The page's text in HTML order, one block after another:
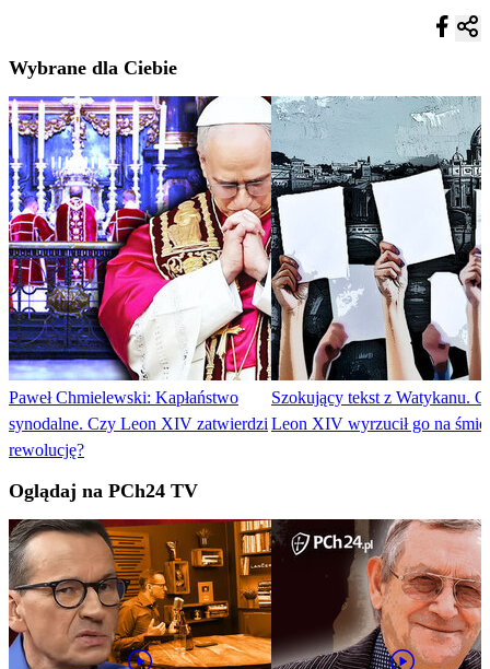
Wybrane dla Ciebie
Paweł Chmielewski: Kapłaństwo
synodalne. Czy Leon XIV zatwierdzi
rewolucję?
Szokujący tekst z Watykanu.
Leon XIV wyrzucił go na
Oglądaj na PCh24 TV